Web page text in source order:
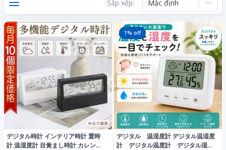
Sắp xếp: Mặc định
デジタル時計 インテリア時計 置時
計 温湿度計 目覚まし時計 カレンダ
1% off
デジタル 温湿度計 デジタル温湿度
計 デジタル温度計 デジタル湿度